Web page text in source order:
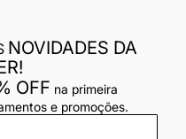
NOVIDADES DA
OFF na primeira
e promoções.